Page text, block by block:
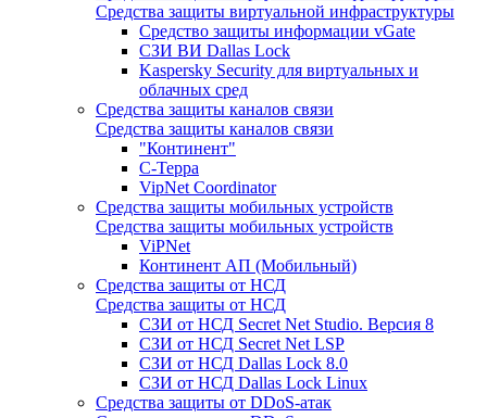
Средства защиты виртуальной инфраструктуры
Средство защиты информации vGate
СЗИ ВИ Dallas Lock
Kaspersky Security для виртуальных и
облачных сред
Средства защиты каналов связи
Средства защиты каналов связи
"Континент"
С-Терра
VipNet Coordinator
Средства защиты мобильных устройств
Средства защиты мобильных устройств
ViPNet
Континент АП (Мобильный)
Средства защиты от НСД
Средства защиты от НСД
СЗИ от НСД Secret Net Studio. Версия 8
СЗИ от НСД Secret Net LSP
СЗИ от НСД Dallas Lock 8.0
СЗИ от НСД Dallas Lock Linux
Средства защиты от DDoS-атак